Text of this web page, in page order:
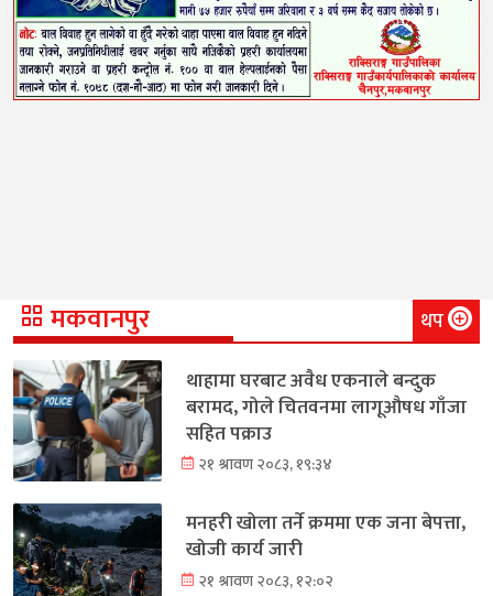
मकवानपुर थप
थाहामा घरबाट अवैध एकनाले बन्दुक
बरामद, गोले चितवनमा लागूऔषध गाँजा
सहित पक्राउ
२१ श्रावण २०८३, १९:३४
मनहरी खोला तर्ने क्रममा एक जना बेपत्ता,
खोजी कार्य जारी
२१ श्रावण २०८३, १२:०२